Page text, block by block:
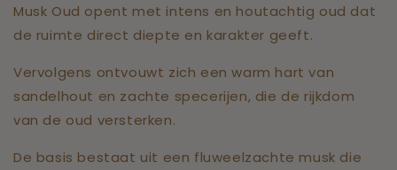
Musk Oud opent met intens en houtachtig oud dat
de ruimte direct diepte en karakter geeft.
Vervolgens ontvouwt zich een warm hart van
sandelhout en zachte specerijen, die de rijkdom
van de oud versterken.
De basis bestaat uit een fluweelzachte musk die